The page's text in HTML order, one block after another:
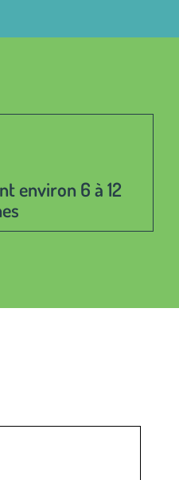
environ 6 à 12